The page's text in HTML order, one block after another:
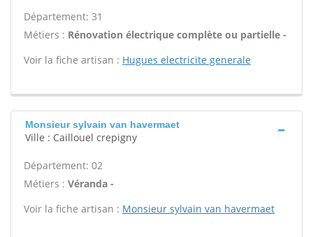
Département: 31
Métiers : Rénovation électrique complète ou partielle -
Voir la fiche artisan : Hugues electricite generale
Monsieur sylvain van havermaet
Ville : Caillouel crepigny
Département: 02
Métiers : Véranda -
Voir la fiche artisan : Monsieur sylvain van havermaet